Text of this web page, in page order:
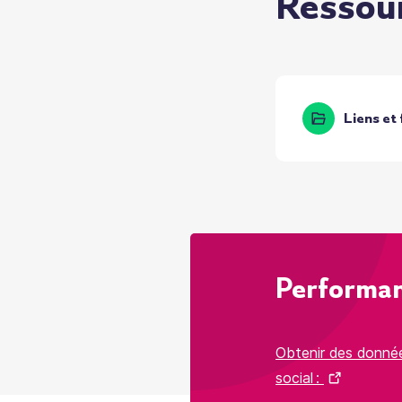
Liens et
Obtenir des
social :